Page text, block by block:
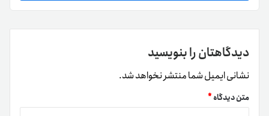
دیدگاهتان را بنویسید
نشانی ایمیل شما منتشر نخواهد شد.
متن دیدگاه*